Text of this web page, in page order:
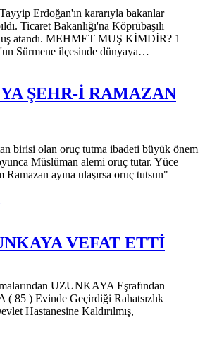
Erdoğan'ın kararıyla bakanlar
Ticaret Bakanlığı'na Köprübaşılı
atandı. MEHMET MUŞ KİMDİR? 1
Sürmene ilçesinde dünyaya…
ŞEHR-İ RAMAZAN
birisi olan oruç tutma ibadeti büyük önem
Müslüman alemi oruç tutar. Yüce
ayına ulaşırsa oruç tutsun"
VEFAT ETTİ
UZUNKAYA Eşrafından
85 ) Evinde Geçirdiği Rahatsızlık
Hastanesine Kaldırılmış,